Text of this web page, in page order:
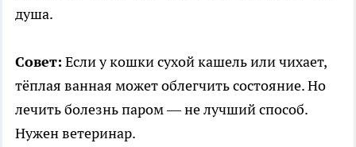
душа.
Совет: Если у кошки сухой кашель или чихает,
тёплая ванная может облегчить состояние. Но
лечить болезнь паром — не лучший способ.
Нужен ветеринар.